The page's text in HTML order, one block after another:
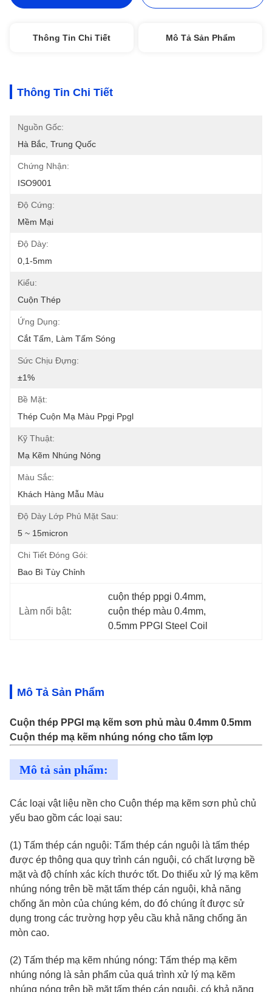
Thông Tin Chi Tiết Mô Tả Sản Phẩm
Thông Tin Chi Tiết
Nguồn Gốc:
Hà Bắc, Trung Quốc
Chứng Nhận:
ISO9001
Độ Cứng:
Mềm Mại
Độ Dày:
0,1-5mm
Kiểu:
Cuộn Thép
Ứng Dụng:
Cắt Tấm, Làm Tấm Sóng
Sức Chịu Đựng:
±1%
Bề Mặt:
Thép Cuộn Mạ Màu Ppgi Ppgl
Kỹ Thuật:
Mạ Kẽm Nhúng Nóng
Màu Sắc:
Khách Hàng Mẫu Màu
Độ Dày Lớp Phủ Mặt Sau:
5 ~ 15micron
Chi Tiết Đóng Gói:
Bao Bì Tùy Chỉnh
Làm nổi bật:
cuộn thép ppgi 0.4mm,
cuộn thép màu 0.4mm,
0.5mm PPGI Steel Coil
Mô Tả Sản Phẩm
Cuộn thép PPGI mạ kẽm sơn phủ màu 0.4mm 0.5mm
Cuộn thép mạ kẽm nhúng nóng cho tấm lợp
Mô tả sản phẩm:
Các loại vật liệu nền cho Cuộn thép mạ kẽm sơn phủ chủ
yếu bao gồm các loại sau:
(1) Tấm thép cán nguội: Tấm thép cán nguội là tấm thép
được ép thông qua quy trình cán nguội, có chất lượng bề
mặt và độ chính xác kích thước tốt. Do thiếu xử lý mạ kẽm
nhúng nóng trên bề mặt tấm thép cán nguội, khả năng
chống ăn mòn của chúng kém, do đó chúng ít được sử
dụng trong các trường hợp yêu cầu khả năng chống ăn
mòn cao.
(2) Tấm thép mạ kẽm nhúng nóng: Tấm thép mạ kẽm
nhúng nóng là sản phẩm của quá trình xử lý mạ kẽm
nhúng nóng trên bề mặt tấm thép cán nguội, có khả năng